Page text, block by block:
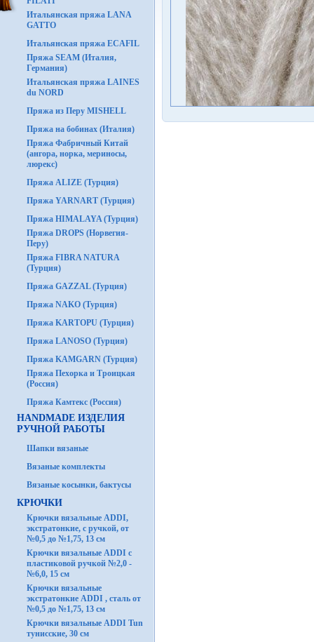
Итальянская пряжа LANA
GATTO
Итальянская пряжа ECAFIL
Пряжа SEAM (Италия,
Германия)
Итальянская пряжа LAINES
du NORD
Пряжа из Перу MISHELL
Пряжа на бобинах (Италия)
Пряжа Фабричный Китай
(ангора, норка, мериносы,
люрекс)
Пряжа ALIZE (Турция)
Пряжа YARNART (Турция)
Пряжа HIMALAYA (Турция)
Пряжа DROPS (Норвегия-
Перу)
Пряжа FIBRA NATURA
(Турция)
Пряжа GAZZAL (Турция)
Пряжа NAKO (Турция)
Пряжа KARTOPU (Турция)
Пряжа LANOSO (Турция)
Пряжа KAMGARN (Турция)
Пряжа Пехорка и Троицкая
(Россия)
Пряжа Камтекс (Россия)
HANDMADE ИЗДЕЛИЯ
РУЧНОЙ РАБОТЫ
Шапки вязаные
Вязаные комплекты
Вязаные косынки, бактусы
КРЮЧКИ
Крючки вязальные ADDI,
экстратонкие, с ручкой, от
№0,5 до №1,75, 13 см
Крючки вязальные ADDI с
пластиковой ручкой №2,0 -
№6,0, 15 см
Крючки вязальные
экстратонкие ADDI , сталь от
№0,5 до №1,75, 13 см
Крючки вязальные ADDI Tun
тунисские, 30 см